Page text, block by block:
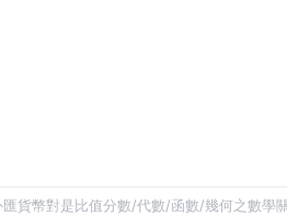
匯貨幣對是比值分數/代數/函數/幾何之數學